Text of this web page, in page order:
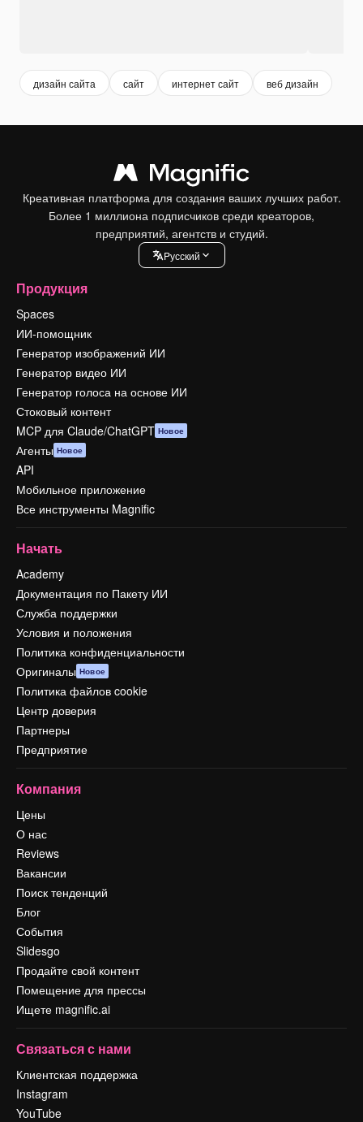
дизайн сайта сайт интернет сайт веб дизайн
Креативная платформа для создания ваших лучших работ.
Более 1 миллиона подписчиков среди креаторов,
предприятий, агентств и студий.
Pусский
Продукция
Spaces
ИИ-помощник
Генератор изображений ИИ
Генератор видео ИИ
Генератор голоса на основе ИИ
Стоковый контент
MCP для Claude/ChatGPT Новое
Агенты Новое
API
Мобильное приложение
Все инструменты Magnific
Начать
Academy
Документация по Пакету ИИ
Служба поддержки
Условия и положения
Политика конфиденциальности
Оригиналы Новое
Политика файлов cookie
Центр доверия
Партнеры
Предприятие
Компания
Цены
О нас
Reviews
Вакансии
Поиск тенденций
Блог
События
Slidesgo
Продайте свой контент
Помещение для прессы
Ищете magnific.ai
Связаться с нами
Клиентская поддержка
Instagram
YouTube